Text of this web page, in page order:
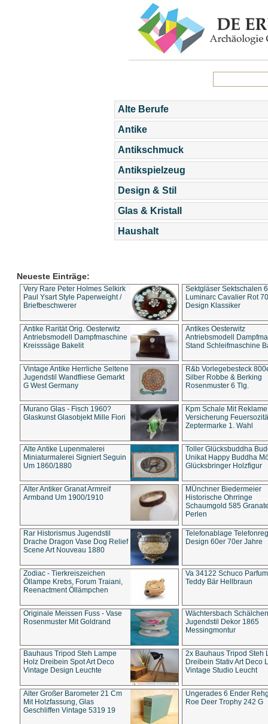
Alte Berufe
Antike
Antikschmuck
Antikspielzeug
Design & Stil
Glas & Kristall
Haushalt
Neueste Einträge:
Very Rare Peter Holmes Selkirk
Paul Ysart Style Paperweight /
Briefbeschwerer
Sektgläser Sektschalen
Luminarc Cavalier Rot
Design Klassiker
Antike Rarität Orig. Oesterwitz
Antriebsmodell Dampfmaschine
Kreisssäge Bakelit
Antikes Oesterwitz
Antriebsmodell
Stand Schleifmaschine
Vintage Antike Herrliche Seltene
Jugendstil Wandfliese Gemarkt
G West Germany
R&b Vorlegebesteck
Silber Robbe & Berking
Rosenmuster 6 Tlg.
Murano Glas - Fisch 1960?
Glaskunst Glasobjekt Mille Fiori
Kpm Schale Mit Reklame
Versicherung
Zeptermarke 1. Wahl
Alte Antike Lupenmalerei
Miniaturmalerei Signiert Seguin
Um 1860/1880
Toller Glücksbuddha
Unikat Happy Buddha
Glücksbringer Holzfigur
Alter Antiker Granat Armreif
Armband Um 1900/1910
MÜnchner Biedermeier
Historische Ohrringe
Schaumgold 585
Perlen
Rar Historismus Jugendstil
Drache Dragon Vase Dog Relief
Scene Art Nouveau 1880
Telefonablage
Design 60er 70er Jahre
Zodiac - Tierkreiszeichen
Öllampe Krebs, Forum Traiani,
Reenactment Öllämpchen
Va 34122 Schuco
Teddy Bär Hellbraun
Originale Meissen Fuss - Vase
Rosenmuster Mit Goldrand
Wächtersbach Schälchen
Jugendstil Dekor 1865
Messingmontur
Bauhaus Tripod Steh Lampe
Holz Dreibein Spot Art Deco
Vintage Design Leuchte
2x Bauhaus Tripod Steh
Dreibein Stativ Art Deco
Vintage Studio Leucht
Alter Großer Barometer 21 Cm
Mit Holzfassung, Glas
Geschliffen Vintage 5319 19
Ungerades 6 Ender
Roe Deer Trophy 242 G